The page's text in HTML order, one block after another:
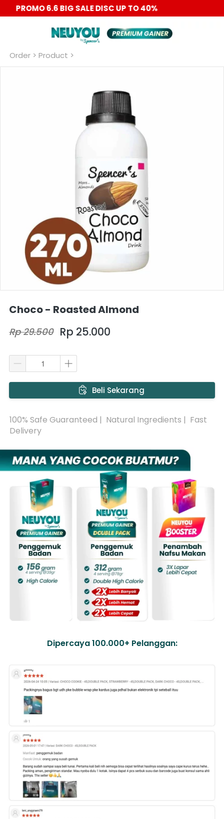
PROMO 6.6 BIG SALE DISC UP TO 40%
Order > Product >
Choco - Roasted Almond
Rp 29.500 Rp 25.000
` Beli Sekarang
100% Safe Guaranteed |  Natural Ingredients |  Fast
Delivery
Dipercaya 100.000+ Pelanggan: